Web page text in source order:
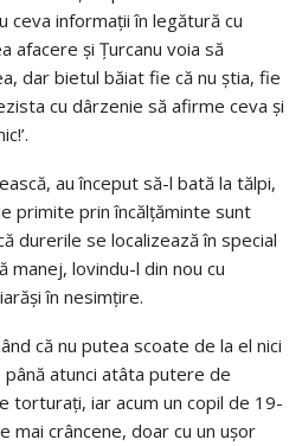
ceva informaţii în legătură cu
afacere şi Ţurcanu voia să
dar bietul băiat fie că nu ştia, fie
cu dârzenie să afirme ceva şi
au început să-l bată la tălpi,
primite prin încălţăminte sunt
durerile se localizează în special
manej, lovindu-l din nou cu
în nesimţire.
că nu putea scoate de la el nici
până atunci atâta putere de
torturaţi, iar acum un copil de 19-
mai crâncene, doar cu un uşor